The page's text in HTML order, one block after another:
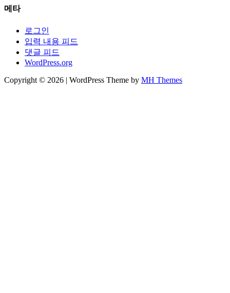
함
메타
로그인
입력 내용 피드
댓글 피드
WordPress.org
Copyright © 2026 | WordPress Theme by MH Themes